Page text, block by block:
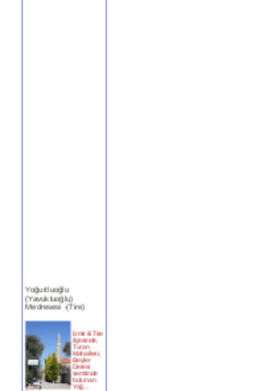
(Yavukluoğlu)
Medresesi -(Tire)
ilçesinde,
Turan
Mahallesi,
Beyler
Deresi
semtinde
bulunan
Yoğ...
devam »